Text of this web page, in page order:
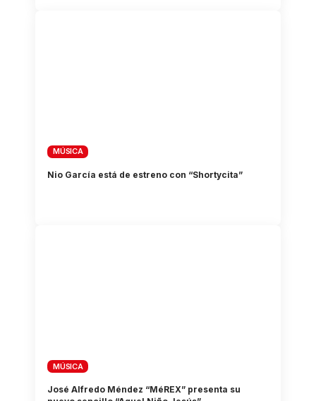
MÚSICA
Nio García está de estreno con “Shortycita”
MÚSICA
José Alfredo Méndez “MéREX” presenta su